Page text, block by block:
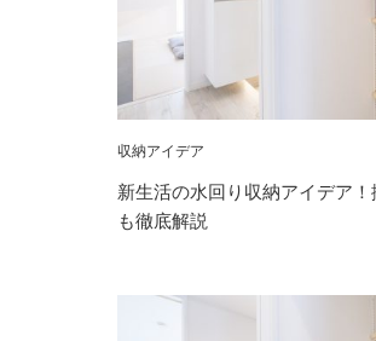
収納アイデア
新生活の水回り収納アイデア
も徹底解説